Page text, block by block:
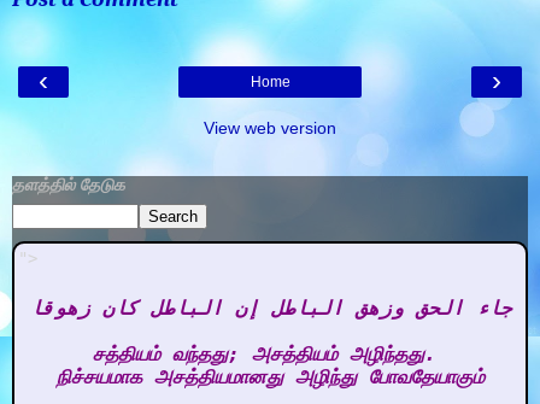
‹ ›
Home
View web version
தளத்தில் தேடுக
">
சத்தியம் வந்தது; அசத்தியம் அழிந்தது.
நிச்சயமாக அசத்தியமானது அழிந்து போவதேயாகும்